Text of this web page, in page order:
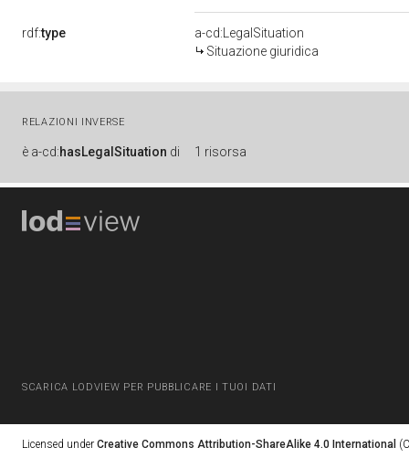
rdf:type
a-cd:LegalSituation
Situazione giuridica
RELAZIONI INVERSE
è a-cd:hasLegalSituation di 1 risorsa
SCARICA LODVIEW PER PUBBLICARE I TUOI DATI
Licensed under Creative Commons Attribution-ShareAlike 4.0 International